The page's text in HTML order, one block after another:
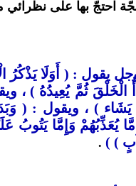
احتجّ بها على
يقول : ( أَوَلَا يَذْكُرُ
الْخَلْقَ ثُمَّ يُعِيدُهُ ) ،
) ، ويقول : (
يُعَذِّبُهُمْ وَإِمَّا يَتُوبُ
) )
.